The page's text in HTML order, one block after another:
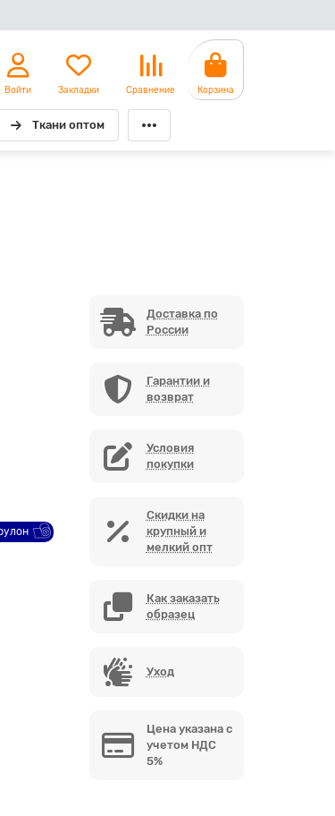
Войти Закладки Сравнение Корзина
Ткани оптом
Доставка по
России
Гарантии и
возврат
Условия
покупки
Скидки на
крупный и
мелкий опт
Как заказать
образец
Уход
Цена указана с
учетом НДС
5%